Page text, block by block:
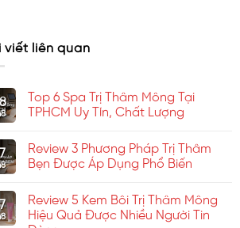
viết liên quan
Top 6 Spa Trị Thâm Mông Tại
TPHCM Uy Tín, Chất Lượng
bình
luận
ở
Spa
Trị
Thâm
Review 3 Phương Pháp Trị Thâm
Bẹn Được Áp Dụng Phổ Biến
bình
luận
ở
Review 5 Kem Bôi Trị Thâm Mông
Hiệu Quả Được Nhiều Người Tin